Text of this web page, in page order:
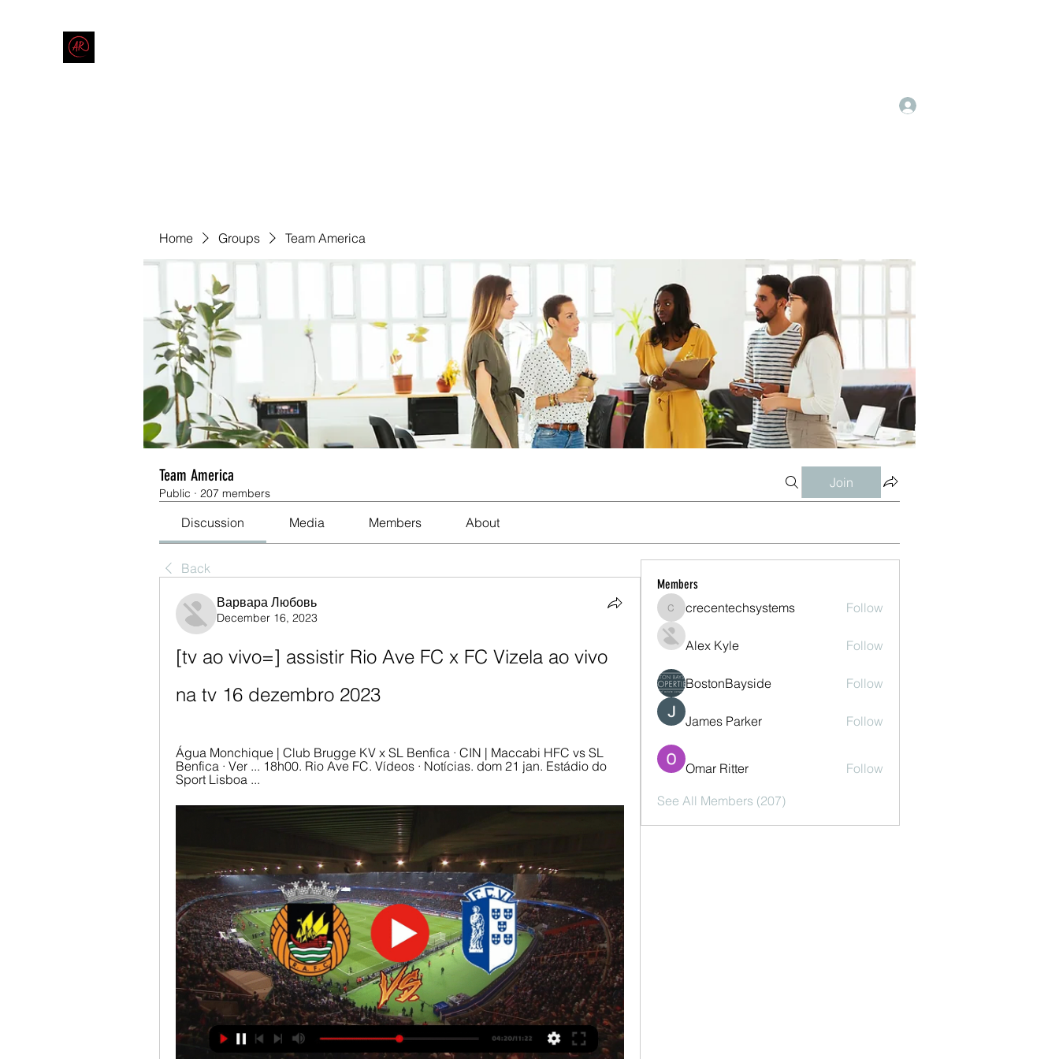
Home Groups Team America
Team America
Public · 207 members
Join
Discussion Media Members About
Back
Варвара Любовь
December 16, 2023
[tv ao vivo=] assistir Rio Ave FC x FC Vizela ao vivo
na tv 16 dezembro 2023
Água Monchique | Club Brugge KV x SL Benfica · CIN | Maccabi HFC vs SL
Benfica · Ver ... 18h00. Rio Ave FC. Vídeos · Notícias. dom 21 jan. Estádio do
Sport Lisboa ...
Members
crecentechsystems
crecentechsystems Follow
Alex Kyle Follow
BostonBayside Follow
James Parker Follow
Omar Ritter Follow
See All Members (207)